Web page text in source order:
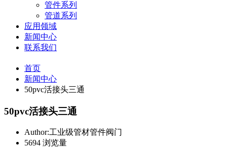
管件系列
管道系列
应用领域
新闻中心
联系我们
首页
新闻中心
50pvc活接头三通
50pvc活接头三通
Author:工业级管材管件阀门
5694 浏览量